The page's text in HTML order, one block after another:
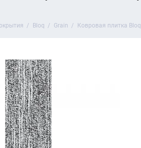
Bloq Grain Ковровая плитка